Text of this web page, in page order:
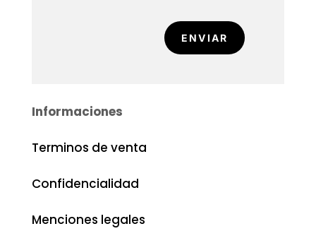
ENVIAR
Informaciones
Terminos de venta
Confidencialidad
Menciones legales